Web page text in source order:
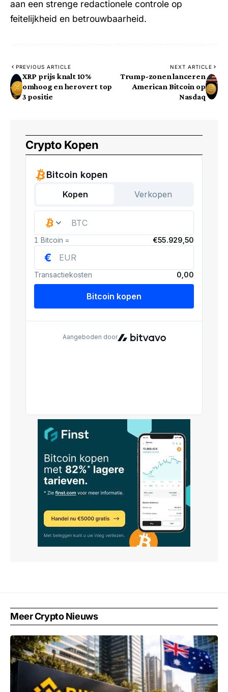
aan een strenge redactionele controle op
feitelijkheid en betrouwbaarheid.
PREVIOUS ARTICLE
XRP prijs knalt 10%
omhoog en herovert top
3 positie
NEXT ARTICLE
Trump-zonen lanceren
American Bitcoin op
Nasdaq
Crypto Kopen
Meer Crypto Nieuws